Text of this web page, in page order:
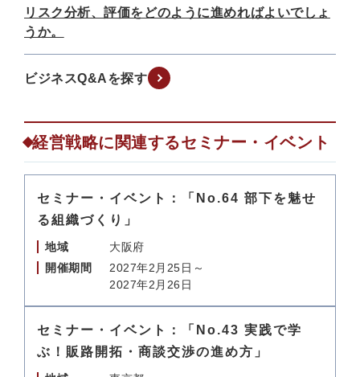
リスク分析、評価をどのように進めればよいでしょ
うか。
ビジネスQ&Aを探す
経営戦略に関連するセミナー・イベント
セミナー・イベント：「No.64 部下を魅せ
る組織づくり」
地域
大阪府
開催期間
2027年2月25日～
2027年2月26日
セミナー・イベント：「No.43 実践で学
ぶ！販路開拓・商談交渉の進め方」